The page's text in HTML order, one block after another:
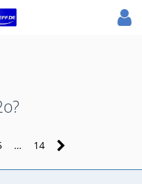
… 14